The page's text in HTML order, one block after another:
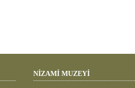
NİZAMİ MUZEYİ